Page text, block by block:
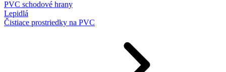
PVC schodové hrany
Lepidlá
Čistiace prostriedky na PVC